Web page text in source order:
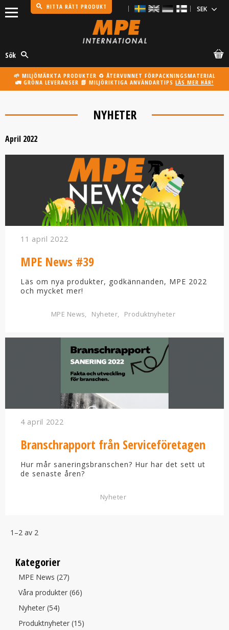
HITTA RÄTT PRODUKT
Sök
🌱 MILJÖMÄRKTA PRODUKTER ♻️ ÅTERVUNNET FÖRPACKNINGSMATERIAL
🚛 GRÖNA LEVERANSER 📗 MILJÖRIKTIGA ANVÄNDARTIPS LÄS MER HÄR!
NYHETER
April 2022
11 april 2022
MPE News #39
Läs om nya produkter, godkännanden, MPE 2022
och mycket mer!
MPE News Nyheter Produktnyheter
4 april 2022
Branschrapport från Serviceföretagen
Hur mår saneringsbranschen? Hur har det sett ut
de senaste åren?
Nyheter
1–2 av 2
Kategorier
MPE News (27)
Våra produkter (66)
Nyheter (54)
Produktnyheter (15)